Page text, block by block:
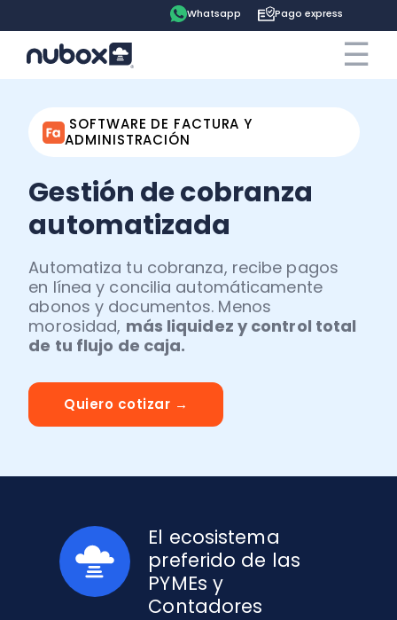
Whatsapp Pago express
☰
×
Cotiza ahora Contrata online
Tu espacio
Pago express
Ayuda
Software
Contabilidad
Portal de colaboradores
Soluciones
Contadores
PYMEs
Alianzas
Instituciones
Casos de éxito
Precios
Recomendador de planes
Recursos
Calculadoras
SOFTWARE DE FACTURA Y
ADMINISTRACIÓN
Gestión de cobranza
automatizada
Automatiza tu cobranza, recibe pagos
en línea y concilia automáticamente
abonos y documentos. Menos
morosidad, más liquidez y control total
de tu flujo de caja.
Quiero cotizar →
El ecosistema
preferido de las
PYMEs y
Contadores